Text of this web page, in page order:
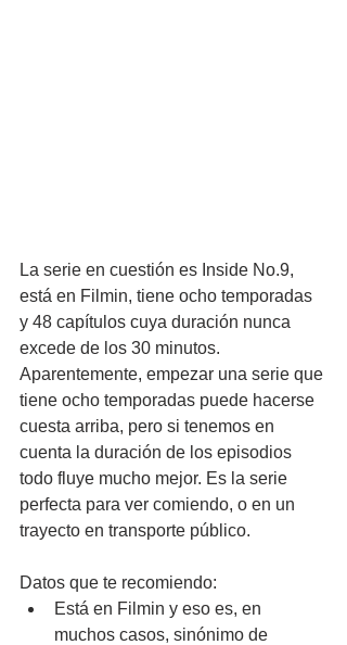
La serie en cuestión es Inside No.9,
está en Filmin, tiene ocho temporadas
y 48 capítulos cuya duración nunca
excede de los 30 minutos.
Aparentemente, empezar una serie que
tiene ocho temporadas puede hacerse
cuesta arriba, pero si tenemos en
cuenta la duración de los episodios
todo fluye mucho mejor. Es la serie
perfecta para ver comiendo, o en un
trayecto en transporte público.
Datos que te recomiendo:
Está en Filmin y eso es, en
muchos casos, sinónimo de